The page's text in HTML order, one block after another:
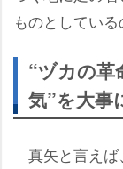
ものとしている
“ヅカの革
気”を大事
真矢と言えば